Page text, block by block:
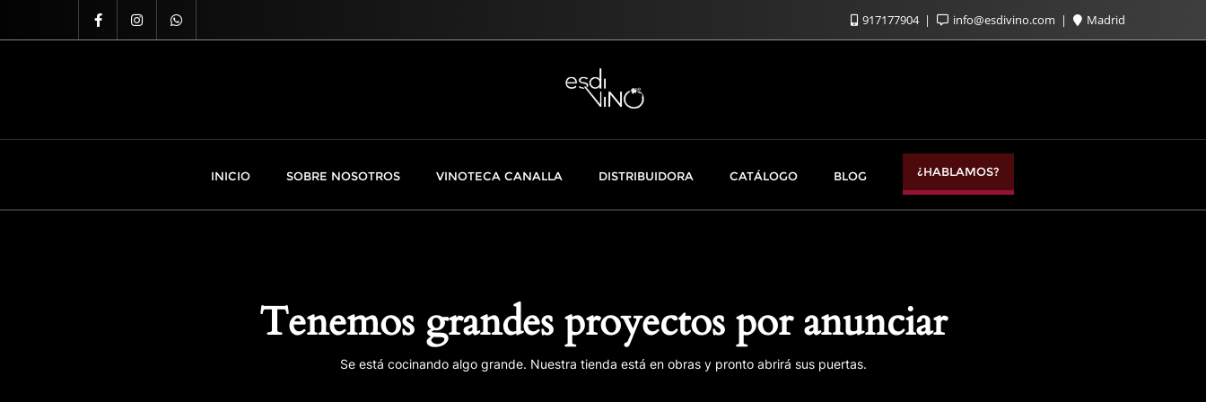
917177904 info@esdivino.com Madrid
INICIO SOBRE NOSOTROS VINOTECA CANALLA DISTRIBUIDORA CATÁLOGO BLOG ¿HABLAMOS?
Tenemos grandes proyectos por anunciar
Se está cocinando algo grande. Nuestra tienda está en obras y pronto abrirá sus puertas.